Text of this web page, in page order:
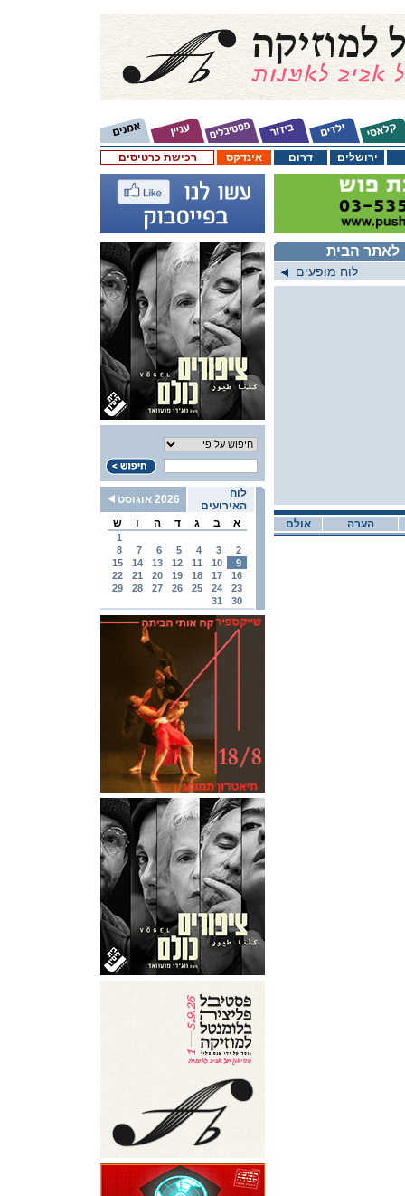
רכישת כרטיסים אינדקס דרום ירושלים
לוח
האירועים
2026 אוגוסט
א
ב ג ד ה ו ש
1
2
3
4
5
6
7
8
9
10
11
12
13
14
15
16
17
18
19
20
21
22
23
24
25
26
27
28
29
30
31
לאתר הבית
לוח מופעים
אולם הערה